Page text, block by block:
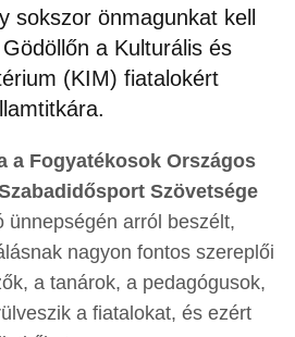
sokszor önmagunkat kell
a Kulturális és
(KIM) fiatalokért
a Fogyatékosok Országos
Szövetsége
ünnepségén arról beszélt,
nagyon fontos szereplői
a tanárok, a pedagógusok,
a fiatalokat, és ezért